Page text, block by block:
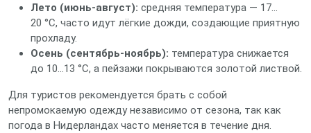
Лето (июнь‑август): средняя температура — 17…
20 °C, часто идут лёгкие дожди, создающие приятную
прохладу.
Осень (сентябрь‑ноябрь): температура снижается
до 10…13 °C, а пейзажи покрываются золотой листвой.
Для туристов рекомендуется брать с собой
непромокаемую одежду независимо от сезона, так как
погода в Нидерландах часто меняется в течение дня.